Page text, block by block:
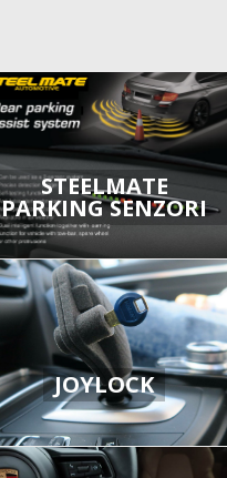
STEELMATE
PARKING SENZORI
JOYLOCK